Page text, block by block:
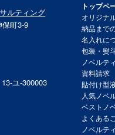
ルティング
町3-9
ユ-300003
トップペ
オリジナ
納品まで
名入れに
包装・熨
ノベルテ
資料請求
貼付け型
人気ノベ
ベストノ
よくある
ノベルテ